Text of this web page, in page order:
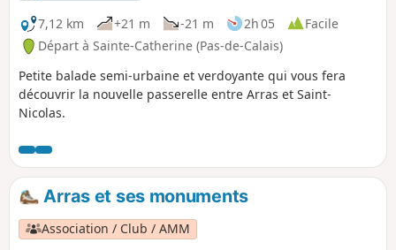
7,12 km
+21 m -21 m 2h 05
Facile
Départ à Sainte-Catherine (Pas-de-Calais)
Petite balade semi-urbaine et verdoyante qui vous fera
découvrir la nouvelle passerelle entre Arras et Saint-
Nicolas.
Arras et ses monuments
Association / Club / AMM